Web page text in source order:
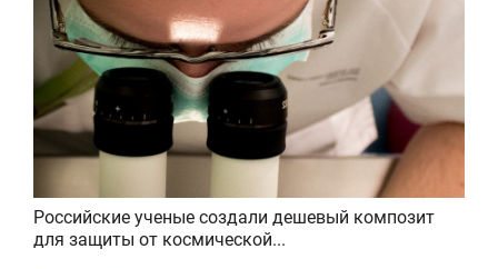
Российские ученые создали дешевый композит
для защиты от космической...